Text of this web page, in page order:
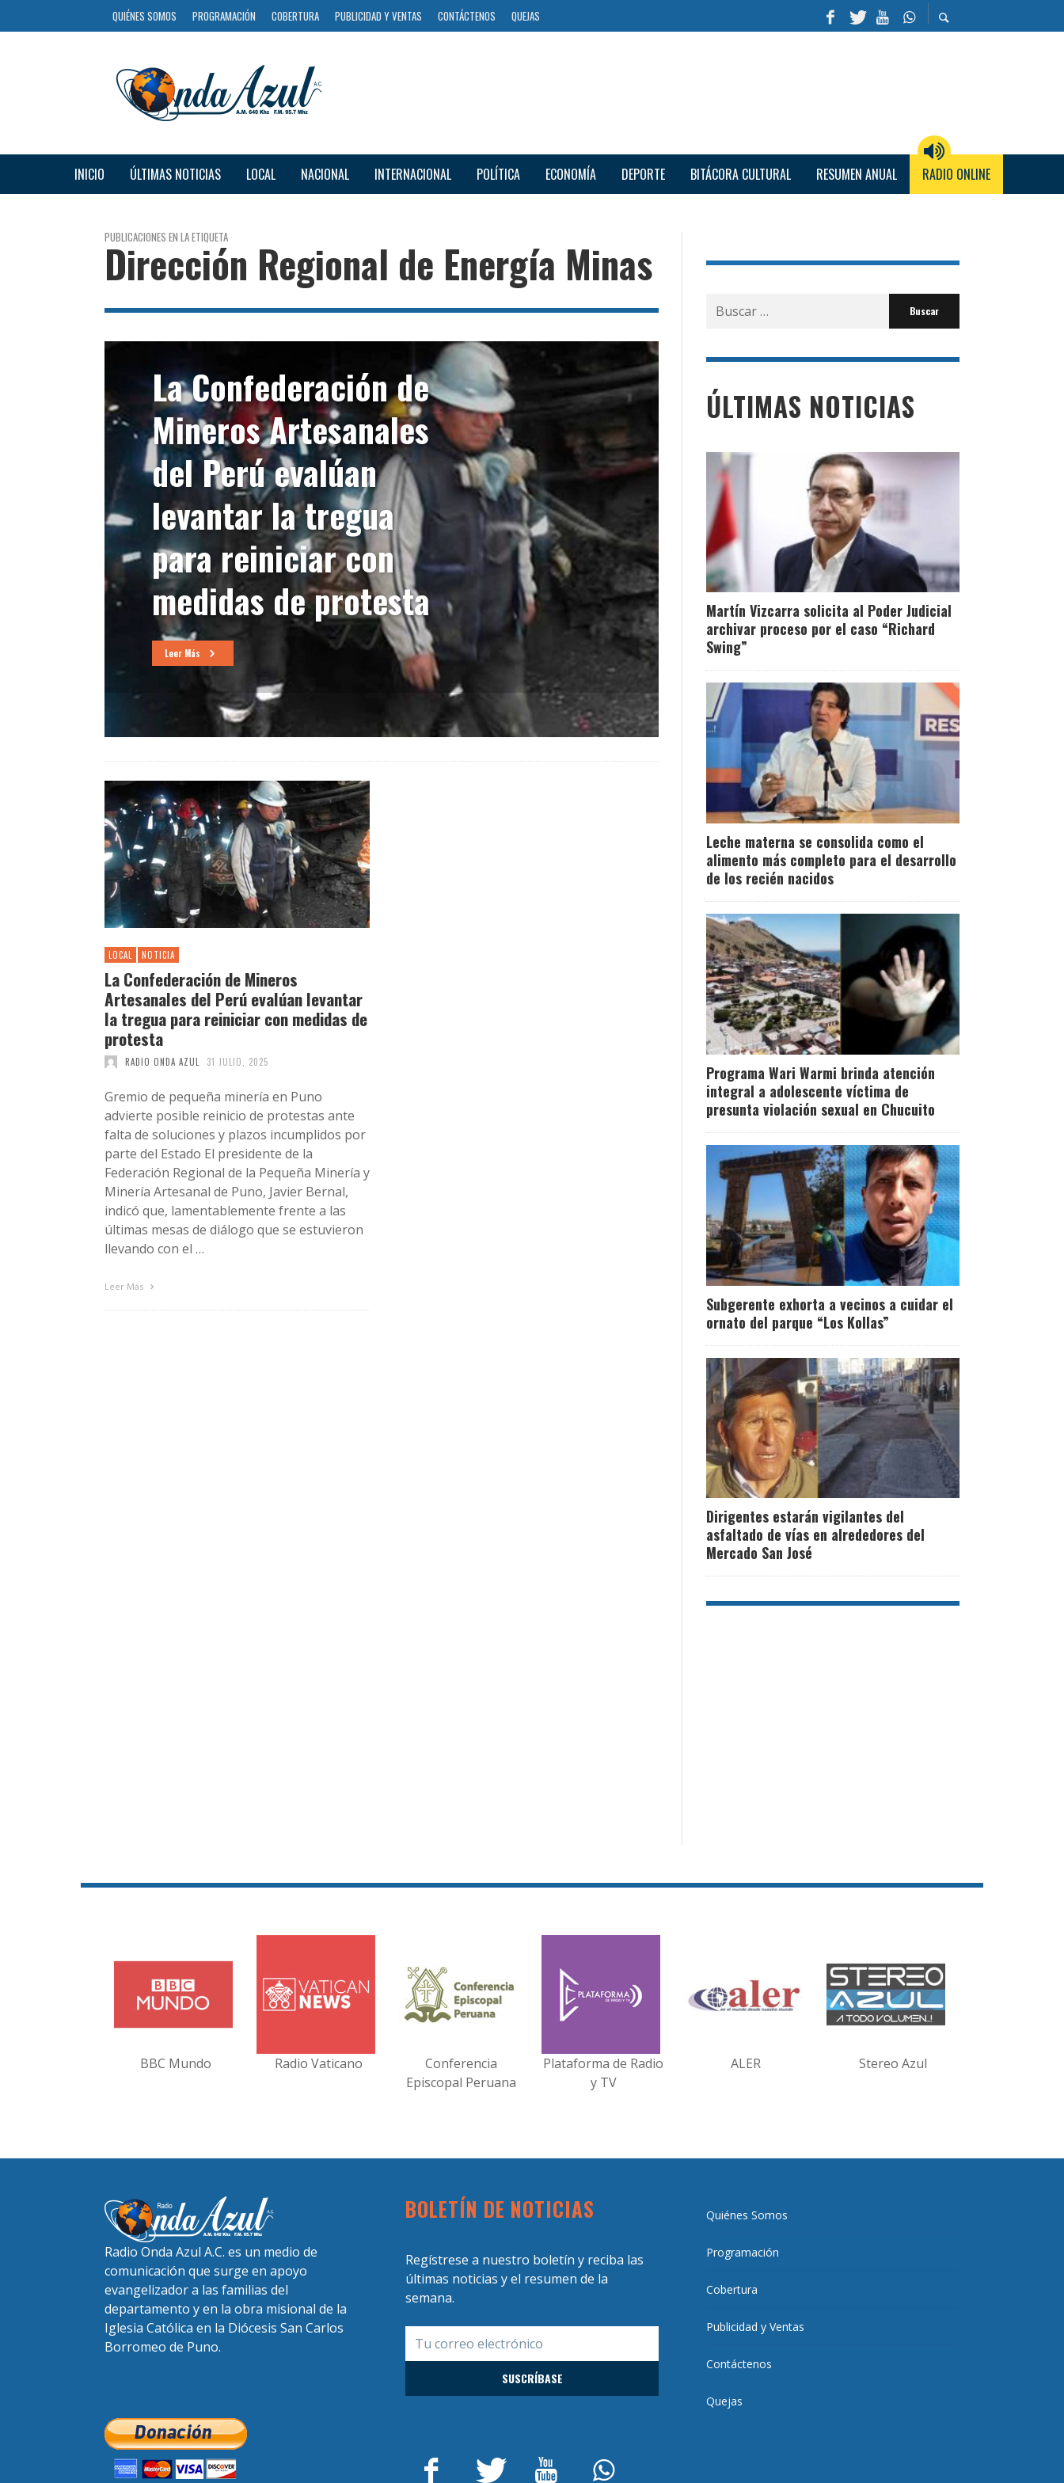
QUIÉNES SOMOS PROGRAMACIÓN COBERTURA PUBLICIDAD Y VENTAS CONTÁCTENOS QUEJAS
INICIO ÚLTIMAS NOTICIAS LOCAL NACIONAL INTERNACIONAL POLÍTICA ECONOMÍA DEPORTE BITÁCORA CULTURAL RESUMEN ANUAL RADIO ONLINE
PUBLICACIONES EN LA ETIQUETA
Dirección Regional de Energía Minas
La Confederación de
Mineros Artesanales
del Perú evalúan
levantar la tregua
para reiniciar con
medidas de protesta
Leer Más
LOCAL NOTICIA
La Confederación de Mineros
Artesanales del Perú evalúan levantar
la tregua para reiniciar con medidas de
protesta
RADIO ONDA AZUL 31 JULIO, 2025
Gremio de pequeña minería en Puno
advierte posible reinicio de protestas ante
falta de soluciones y plazos incumplidos por
parte del Estado El presidente de la
Federación Regional de la Pequeña Minería y
Minería Artesanal de Puno, Javier Bernal,
indicó que, lamentablemente frente a las
últimas mesas de diálogo que se estuvieron
llevando con el …
Leer Más
Buscar
por:
ÚLTIMAS NOTICIAS
Martín Vizcarra solicita al Poder Judicial
archivar proceso por el caso “Richard
Swing”
Leche materna se consolida como el
alimento más completo para el desarrollo
de los recién nacidos
Programa Wari Warmi brinda atención
integral a adolescente víctima de
presunta violación sexual en Chucuito
Subgerente exhorta a vecinos a cuidar el
ornato del parque “Los Kollas”
Dirigentes estarán vigilantes del
asfaltado de vías en alrededores del
Mercado San José
BBC Mundo Radio Vaticano
Conferencia
Episcopal Peruana
Plataforma de Radio
y TV
ALER Stereo Azul
Radio Onda Azul A.C. es un medio de
comunicación que surge en apoyo
evangelizador a las familias del
departamento y en la obra misional de la
Iglesia Católica en la Diócesis San Carlos
Borromeo de Puno.
BOLETÍN DE NOTICIAS
Regístrese a nuestro boletín y reciba las
últimas noticias y el resumen de la
semana.
Quiénes Somos
Programación
Cobertura
Publicidad y Ventas
Contáctenos
Quejas